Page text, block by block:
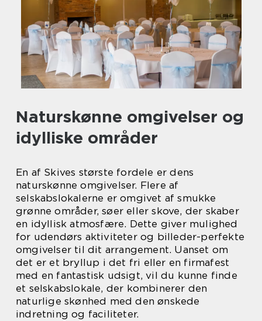
Naturskønne omgivelser og
idylliske områder
En af Skives største fordele er dens
naturskønne omgivelser. Flere af
selskabslokalerne er omgivet af smukke
grønne områder, søer eller skove, der skaber
en idyllisk atmosfære. Dette giver mulighed
for udendørs aktiviteter og billeder-perfekte
omgivelser til dit arrangement. Uanset om
det er et bryllup i det fri eller en firmafest
med en fantastisk udsigt, vil du kunne finde
et selskabslokale, der kombinerer den
naturlige skønhed med den ønskede
indretning og faciliteter.